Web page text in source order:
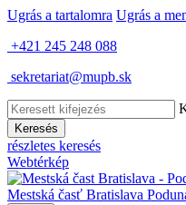
Ugrás a tartalomra Ugrás a
+421 245 248 088
sekretariat@mupb.sk
Keresés
részletes keresés
Webtérkép
Mestská časť Bratislava